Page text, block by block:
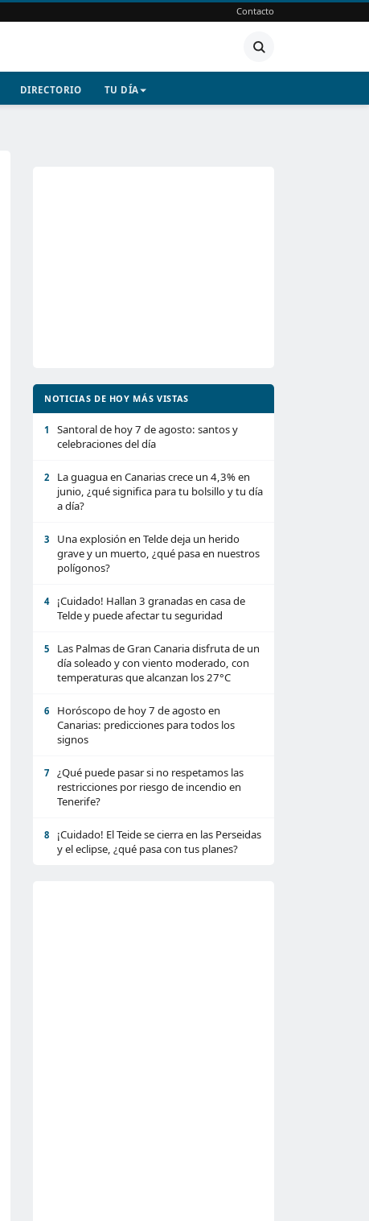
Contacto
DIRECTORIO TU DÍA
NOTICIAS DE HOY MÁS VISTAS
1
Santoral de hoy 7 de agosto: santos y
celebraciones del día
2
La guagua en Canarias crece un 4,3% en
junio, ¿qué significa para tu bolsillo y tu día
a día?
3
Una explosión en Telde deja un herido
grave y un muerto, ¿qué pasa en nuestros
polígonos?
4
¡Cuidado! Hallan 3 granadas en casa de
Telde y puede afectar tu seguridad
5
Las Palmas de Gran Canaria disfruta de un
día soleado y con viento moderado, con
temperaturas que alcanzan los 27°C
6
Horóscopo de hoy 7 de agosto en
Canarias: predicciones para todos los
signos
7
¿Qué puede pasar si no respetamos las
restricciones por riesgo de incendio en
Tenerife?
8
¡Cuidado! El Teide se cierra en las Perseidas
y el eclipse, ¿qué pasa con tus planes?